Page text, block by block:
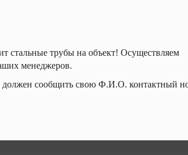
стальные трубы на объект! Осуществляем
менеджеров.
должен сообщить свою Ф.И.О. контактный